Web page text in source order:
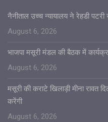
नैनीताल उच्च न्यायालय ने रेहडी पटरी
August 6, 2026
भाजपा मसूरी मंडल की बैठक में
August 6, 2026
मसूरी की कराटे खिलाड़ी मीना रावत
करेंगी
August 6, 2026